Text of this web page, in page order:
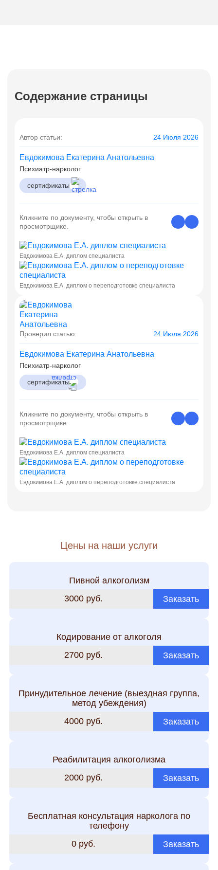
Содержание страницы
Автор статьи: 24 Июля 2026
Евдокимова Екатерина Анатольевна
Психиатр-нарколог
сертификаты
Кликните по документу, чтобы открыть в
просмотрщике.
Евдокимова Е.А. диплом специалиста
Евдокимова Е.А. диплом о переподготовке специалиста
Проверил статью: 24 Июля 2026
Евдокимова Екатерина Анатольевна
Психиатр-нарколог
сертификаты
Кликните по документу, чтобы открыть в
просмотрщике.
Евдокимова Е.А. диплом специалиста
Евдокимова Е.А. диплом о переподготовке специалиста
Цены на наши услуги
Пивной алкоголизм
3000 руб.
Заказать
Кодирование от алкоголя
2700 руб.
Заказать
Принудительное лечение (выездная группа,
метод убеждения)
4000 руб.
Заказать
Реабилитация алкоголизма
2000 руб.
Заказать
Бесплатная консультация нарколога по
телефону
0 руб.
Заказать